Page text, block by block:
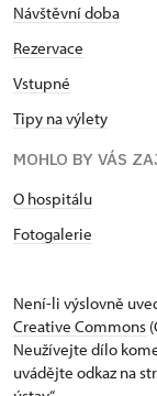
Návštěvní doba
Rezervace
Vstupné
Tipy na výlety
MOHLO BY VÁS
O hospitálu
Fotogalerie
Není-li výslovně
Creative Commons
Neužívejte dílo
uvádějte odkaz na